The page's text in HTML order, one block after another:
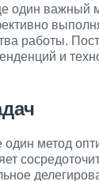
один важный
работы.
и
метод